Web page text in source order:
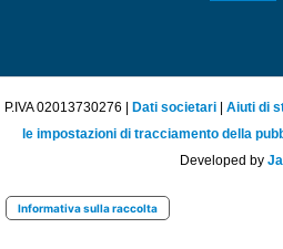
P.IVA 02013730276 | Dati societari| Aiuti di
le impostazioni di tracciamento della
Developed by
Informativa sulla raccolta